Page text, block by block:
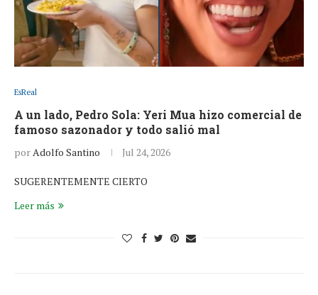
EsReal
A un lado, Pedro Sola: Yeri Mua hizo comercial de
famoso sazonador y todo salió mal
porAdolfo Santino Jul 24, 2026
SUGERENTEMENTE CIERTO
Leer más